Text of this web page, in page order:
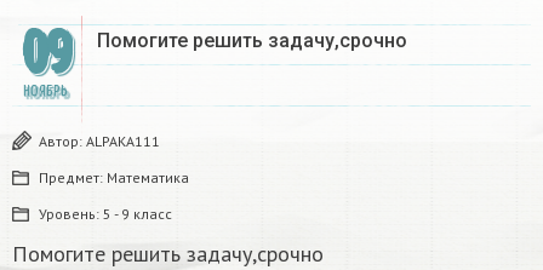
09
НОЯБРЬ
Помогите решить задачу,срочно
Автор: ALPAKA111
Предмет: Математика
Уровень: 5 - 9 класс
Помогите решить задачу,срочно